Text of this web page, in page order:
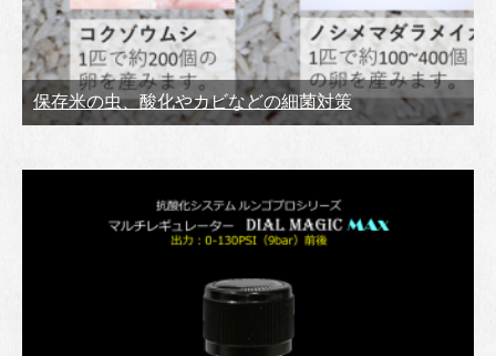
保存米の虫、酸化やカビなどの細菌対策